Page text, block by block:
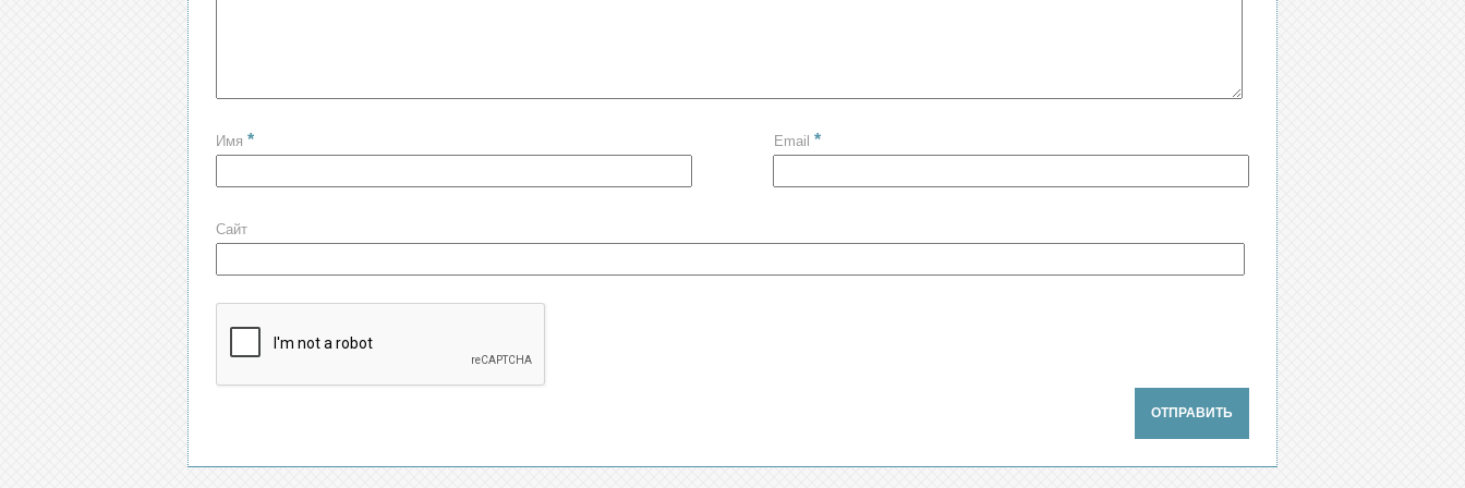
Имя * Email*
Сайт